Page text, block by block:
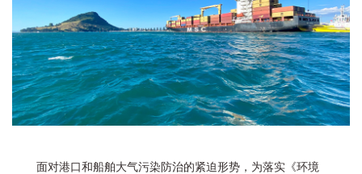
面对港口和船舶大气污染防治的紧迫形势，为落实《环境